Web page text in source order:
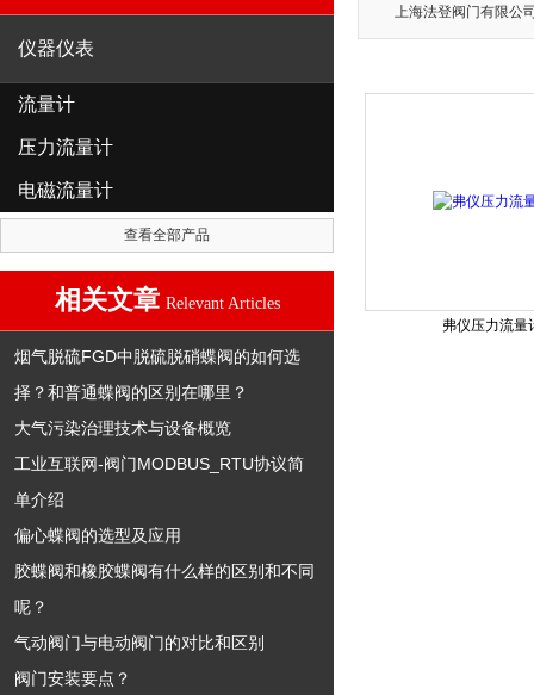
仪器仪表
流量计
压力流量计
电磁流量计
查看全部产品
相关文章 Relevant Articles
烟气脱硫FGD中脱硫脱硝蝶阀的如何选
择？和普通蝶阀的区别在哪里？
大气污染治理技术与设备概览
工业互联网-阀门MODBUS_RTU协议简
单介绍
偏心蝶阀的选型及应用
胶蝶阀和橡胶蝶阀有什么样的区别和不同
呢？
气动阀门与电动阀门的对比和区别
阀门安装要点？
上海法登阀门有限公
弗仪压力流量